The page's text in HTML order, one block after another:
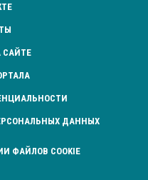
САЙТЕ
ДАННЫХ
ФАЙЛОВ COOKIE